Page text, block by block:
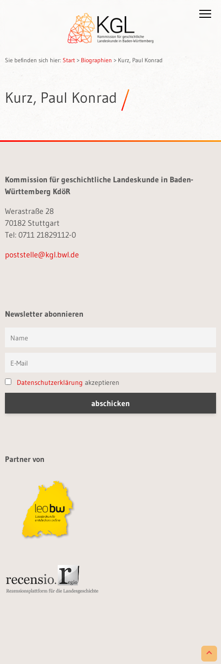
Sie befinden sich hier: Start > Biographien > Kurz, Paul Konrad
Kurz, Paul Konrad
Kommission für geschichtliche Landeskunde in Baden-
Württemberg KdöR
Werastraße 28
70182 Stuttgart
Tel: 0711 21829112-0
poststelle@kgl.bwl.de
Newsletter abonnieren
Datenschutzerklärung akzeptieren
Partner von